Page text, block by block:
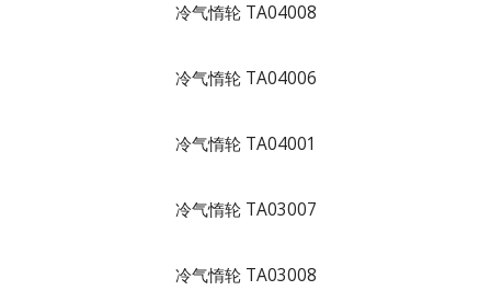
冷气惰轮 TA04008
冷气惰轮 TA04006
冷气惰轮 TA04001
冷气惰轮 TA03007
冷气惰轮 TA03008